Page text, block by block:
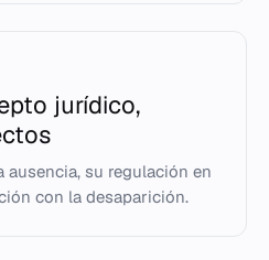
jurídico,
su regulación en
con la desaparición.